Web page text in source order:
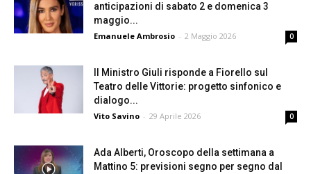
anticipazioni di sabato 2 e domenica 3
maggio...
Emanuele Ambrosio - 2 Maggio 2026 0
Il Ministro Giuli risponde a Fiorello sul
Teatro delle Vittorie: progetto sinfonico e
dialogo...
Vito Savino - 29 Aprile 2026 0
Ada Alberti, Oroscopo della settimana a
Mattino 5: previsioni segno per segno dal